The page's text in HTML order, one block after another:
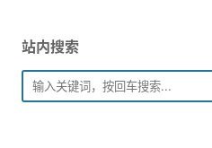
站内搜索